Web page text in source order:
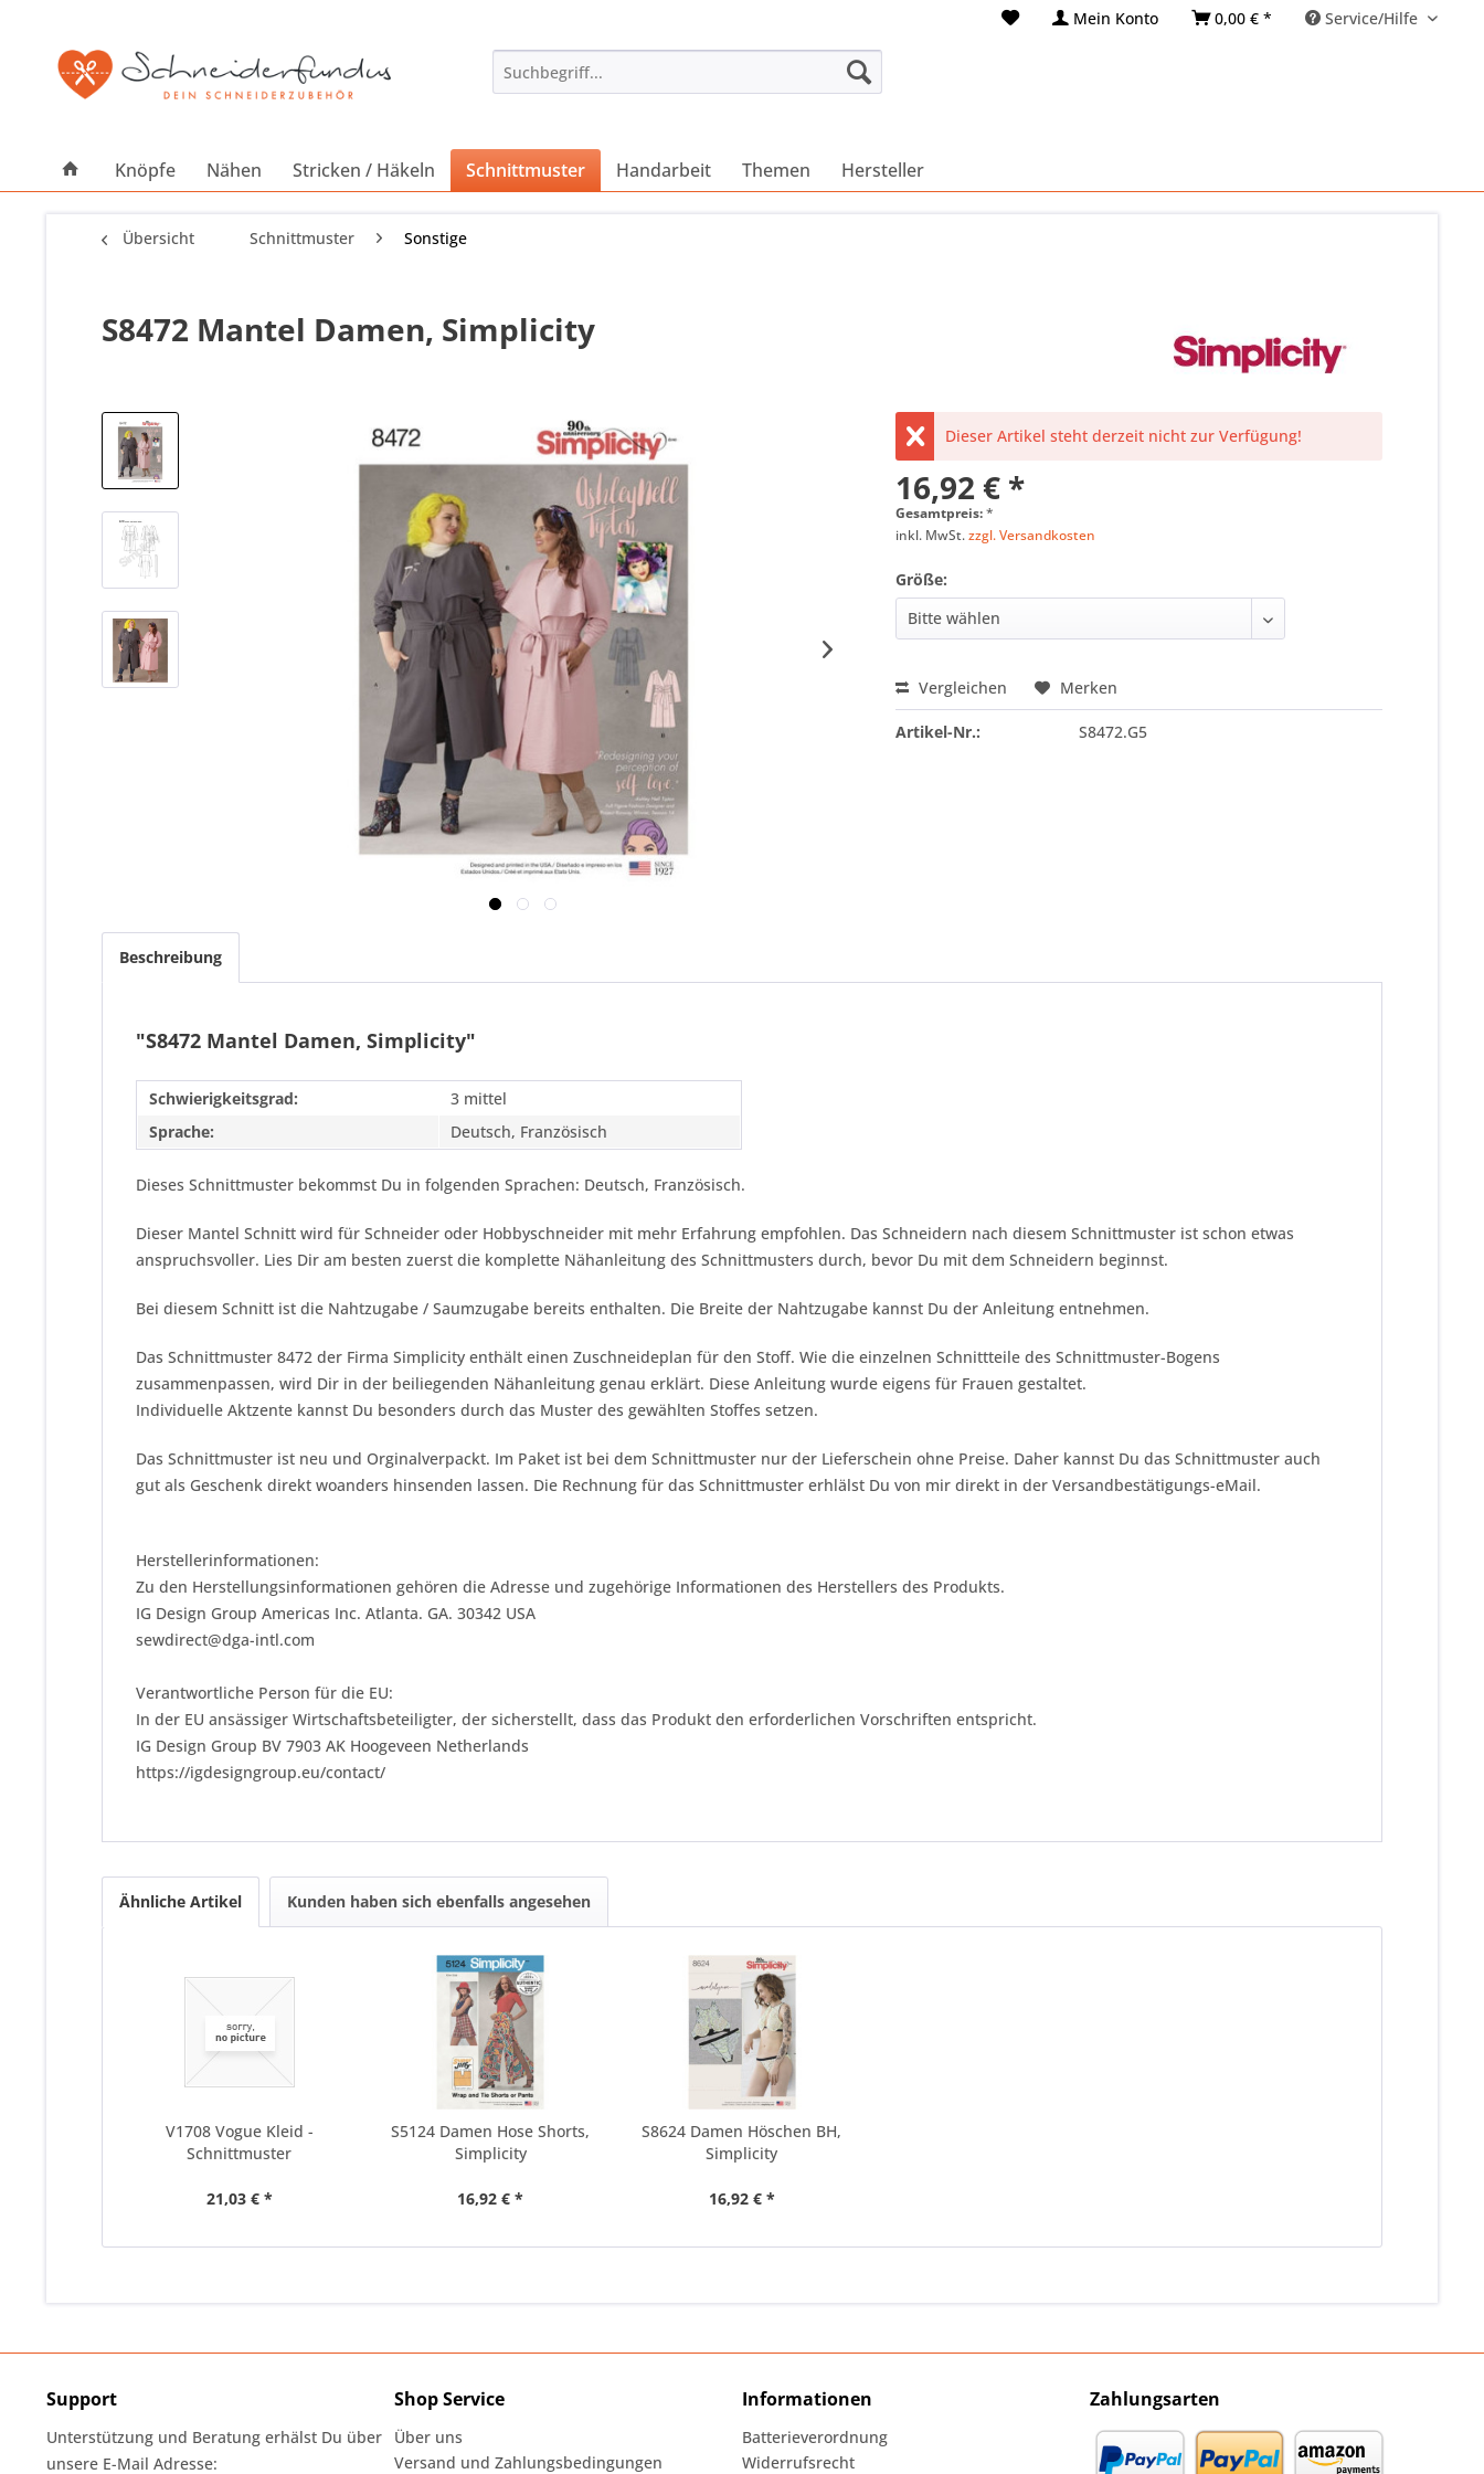
Mein Konto 0,00 € * Service/Hilfe
Knöpfe Nähen Stricken / Häkeln Schnittmuster Handarbeit Themen Hersteller
Übersicht Schnittmuster Sonstige
S8472 Mantel Damen, Simplicity
Dieser Artikel steht derzeit nicht zur Verfügung!
16,92 € *
Gesamtpreis:*
inkl. MwSt.zzgl. Versandkosten
Größe:
Vergleichen Merken
Artikel-Nr.: S8472.G5
Beschreibung
"S8472 Mantel Damen, Simplicity"
Schwierigkeitsgrad:
3 mittel
Sprache:
Deutsch, Französisch
Dieses Schnittmuster bekommst Du in folgenden Sprachen: Deutsch, Französisch.
Dieser Mantel Schnitt wird für Schneider oder Hobbyschneider mit mehr Erfahrung empfohlen. Das Schneidern nach diesem Schnittmuster ist schon etwas
anspruchsvoller. Lies Dir am besten zuerst die komplette Nähanleitung des Schnittmusters durch, bevor Du mit dem Schneidern beginnst.
Bei diesem Schnitt ist die Nahtzugabe / Saumzugabe bereits enthalten. Die Breite der Nahtzugabe kannst Du der Anleitung entnehmen.
Das Schnittmuster 8472 der Firma Simplicity enthält einen Zuschneideplan für den Stoff. Wie die einzelnen Schnittteile des Schnittmuster-Bogens
zusammenpassen, wird Dir in der beiliegenden Nähanleitung genau erklärt. Diese Anleitung wurde eigens für Frauen gestaltet.
Individuelle Aktzente kannst Du besonders durch das Muster des gewählten Stoffes setzen.
Das Schnittmuster ist neu und Orginalverpackt. Im Paket ist bei dem Schnittmuster nur der Lieferschein ohne Preise. Daher kannst Du das Schnittmuster auch
gut als Geschenk direkt woanders hinsenden lassen. Die Rechnung für das Schnittmuster erhlälst Du von mir direkt in der Versandbestätigungs-eMail.
Herstellerinformationen:
Zu den Herstellungsinformationen gehören die Adresse und zugehörige Informationen des Herstellers des Produkts.
IG Design Group Americas Inc. Atlanta. GA. 30342 USA
sewdirect@dga-intl.com
Verantwortliche Person für die EU:
In der EU ansässiger Wirtschaftsbeteiligter, der sicherstellt, dass das Produkt den erforderlichen Vorschriften entspricht.
IG Design Group BV 7903 AK Hoogeveen Netherlands
https://igdesigngroup.eu/contact/
Ähnliche Artikel Kunden haben sich ebenfalls angesehen
V1708 Vogue Kleid -
Schnittmuster
21,03 € *
S5124 Damen Hose Shorts,
Simplicity
16,92 € *
S8624 Damen Höschen BH,
Simplicity
16,92 € *
Support
Unterstützung und Beratung erhälst Du über
unsere E-Mail Adresse:
Shop Service
Über uns
Versand und Zahlungsbedingungen
Informationen
Batterieverordnung
Widerrufsrecht
Zahlungsarten